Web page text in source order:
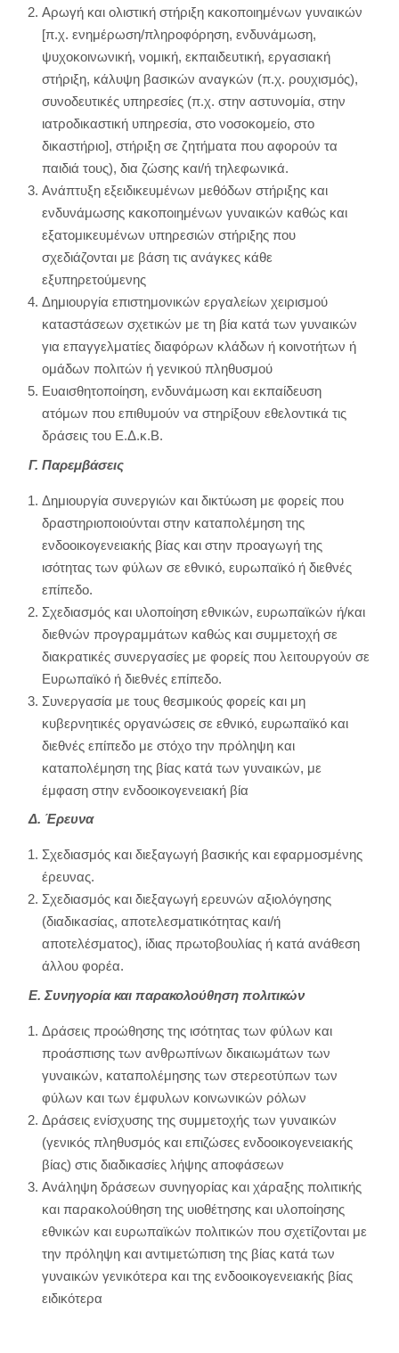
Αρωγή και ολιστική στήριξη κακοποιημένων γυναικών
[π.χ. ενημέρωση/πληροφόρηση, ενδυνάμωση,
ψυχοκοινωνική, νομική, εκπαιδευτική, εργασιακή
στήριξη, κάλυψη βασικών αναγκών (π.χ. ρουχισμός),
συνοδευτικές υπηρεσίες (π.χ. στην αστυνομία, στην
ιατροδικαστική υπηρεσία, στο νοσοκομείο, στο
δικαστήριο], στήριξη σε ζητήματα που αφορούν τα
παιδιά τους), δια ζώσης και/ή τηλεφωνικά.
Ανάπτυξη εξειδικευμένων μεθόδων στήριξης και
ενδυνάμωσης κακοποιημένων γυναικών καθώς και
εξατομικευμένων υπηρεσιών στήριξης που
σχεδιάζονται με βάση τις ανάγκες κάθε
εξυπηρετούμενης
Δημιουργία επιστημονικών εργαλείων χειρισμού
καταστάσεων σχετικών με τη βία κατά των γυναικών
για επαγγελματίες διαφόρων κλάδων ή κοινοτήτων ή
ομάδων πολιτών ή γενικού πληθυσμού
Ευαισθητοποίηση, ενδυνάμωση και εκπαίδευση
ατόμων που επιθυμούν να στηρίξουν εθελοντικά τις
δράσεις του Ε.Δ.κ.Β.
Γ. Παρεμβάσεις
Δημιουργία συνεργιών και δικτύωση με φορείς που
δραστηριοποιούνται στην καταπολέμηση της
ενδοοικογενειακής βίας και στην προαγωγή της
ισότητας των φύλων σε εθνικό, ευρωπαϊκό ή διεθνές
επίπεδο.
Σχεδιασμός και υλοποίηση εθνικών, ευρωπαϊκών ή/και
διεθνών προγραμμάτων καθώς και συμμετοχή σε
διακρατικές συνεργασίες με φορείς που λειτουργούν σε
Ευρωπαϊκό ή διεθνές επίπεδο.
Συνεργασία με τους θεσμικούς φορείς και μη
κυβερνητικές οργανώσεις σε εθνικό, ευρωπαϊκό και
διεθνές επίπεδο με στόχο την πρόληψη και
καταπολέμηση της βίας κατά των γυναικών, με
έμφαση στην ενδοοικογενειακή βία
Δ. Έρευνα
Σχεδιασμός και διεξαγωγή βασικής και εφαρμοσμένης
έρευνας.
Σχεδιασμός και διεξαγωγή ερευνών αξιολόγησης
(διαδικασίας, αποτελεσματικότητας και/ή
αποτελέσματος), ίδιας πρωτοβουλίας ή κατά ανάθεση
άλλου φορέα.
Ε. Συνηγορία και παρακολούθηση πολιτικών
Δράσεις προώθησης της ισότητας των φύλων και
προάσπισης των ανθρωπίνων δικαιωμάτων των
γυναικών, καταπολέμησης των στερεοτύπων των
φύλων και των έμφυλων κοινωνικών ρόλων
Δράσεις ενίσχυσης της συμμετοχής των γυναικών
(γενικός πληθυσμός και επιζώσες ενδοοικογενειακής
βίας) στις διαδικασίες λήψης αποφάσεων
Ανάληψη δράσεων συνηγορίας και χάραξης πολιτικής
και παρακολούθηση της υιοθέτησης και υλοποίησης
εθνικών και ευρωπαϊκών πολιτικών που σχετίζονται με
την πρόληψη και αντιμετώπιση της βίας κατά των
γυναικών γενικότερα και της ενδοοικογενειακής βίας
ειδικότερα